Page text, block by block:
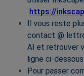
https://
Il vous reste
contact @
AI et retrouver
ligne ci-
Pour passer